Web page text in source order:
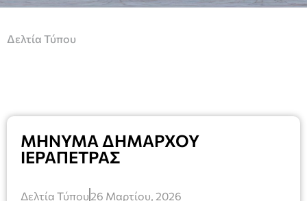
Δελτία Τύπου
ΜΗΝΥΜΑ ΔΗΜΑΡΧΟΥ
ΙΕΡΑΠΕΤΡΑΣ
Δελτία Τύπου 26 Μαρτίου, 2026